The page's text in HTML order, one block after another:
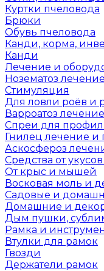
Куртки пчеловода
Брюки
Обувь пчеловода
Канди, корма,
Канди
Лечение и
Нозематоз
Стимуляция
Для ловли роёв и
Варроатоз
Спреи для
Гнилец лечение и
Аскосфероз
Средства от
От крыс и мышей
Восковая моль и
Садовые и
Домашние и
Дым пушки,
Рамка и
Втулки для рамок
Гвозди
Держатели рамок